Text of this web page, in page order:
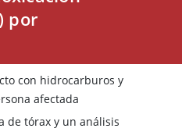
por
con hidrocarburos y
afectada
de tórax y un análisis